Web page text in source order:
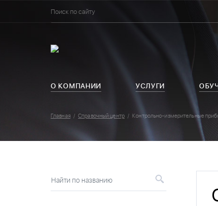
О КОМПАНИИ УСЛУГИ
Главная Справочный центр Контрольно-измерительные
Найти по названию